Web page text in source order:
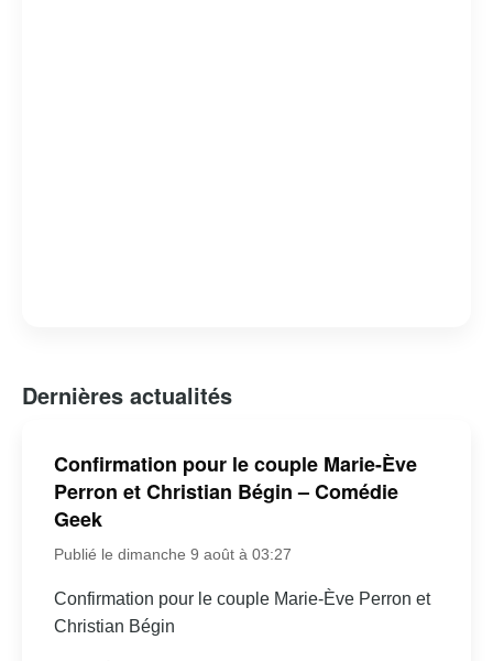
Dernières actualités
Confirmation pour le couple Marie-Ève
Perron et Christian Bégin – Comédie
Geek
Publié le dimanche 9 août à 03:27
Confirmation pour le couple Marie-Ève Perron et
Christian Bégin